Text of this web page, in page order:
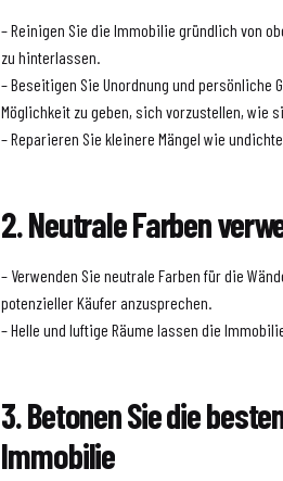
– Reinigen Sie die Immobilie gründlich von
zu hinterlassen.
– Beseitigen Sie Unordnung und persönliche
Möglichkeit zu geben, sich vorzustellen, wie
– Reparieren Sie kleinere Mängel wie
2. Neutrale Farben
– Verwenden Sie neutrale Farben für die
potenzieller Käufer anzusprechen.
– Helle und luftige Räume lassen die
3. Betonen Sie die
Immobilie